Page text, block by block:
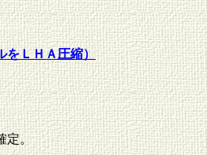
をＬＨＡ圧縮）
定。